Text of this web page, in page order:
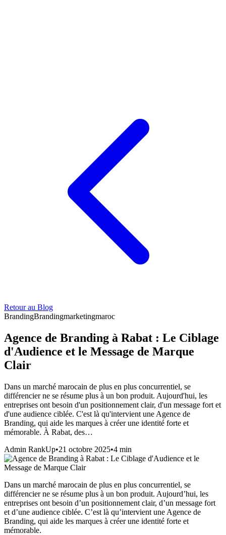
Retour au Blog
BrandingBrandingmarketingmaroc
Agence de Branding à Rabat : Le Ciblage
d'Audience et le Message de Marque
Clair
Dans un marché marocain de plus en plus concurrentiel, se
différencier ne se résume plus à un bon produit. Aujourd'hui, les
entreprises ont besoin d'un positionnement clair, d'un message fort et
d'une audience ciblée. C'est là qu'intervient une Agence de
Branding, qui aide les marques à créer une identité forte et
mémorable. À Rabat, des…
Admin RankUp•21 octobre 2025•4 min
Dans un marché marocain de plus en plus concurrentiel, se
différencier ne se résume plus à un bon produit. Aujourd’hui, les
entreprises ont besoin d’un positionnement clair, d’un message fort
et d’une audience ciblée. C’est là qu’intervient une Agence de
Branding, qui aide les marques à créer une identité forte et
mémorable.